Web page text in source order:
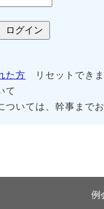
た方 リセットできま
て
ついては、幹事まで
例